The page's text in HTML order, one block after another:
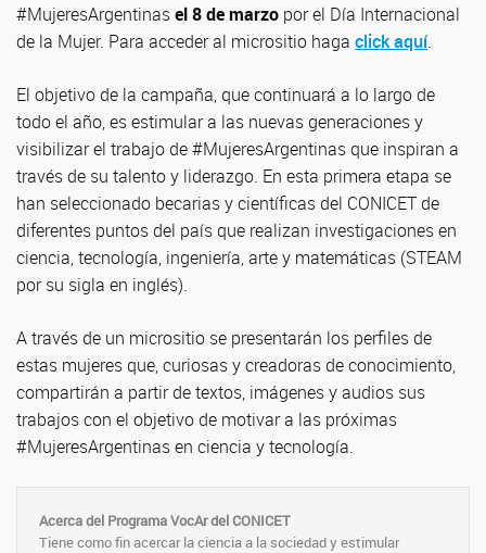
#MujeresArgentinasel 8 de marzo por el Día Internacional
de la Mujer. Para acceder al micrositio haga click aquí.
El objetivo de la campaña, que continuará a lo largo de
todo el año, es estimular a las nuevas generaciones y
visibilizar el trabajo de #MujeresArgentinas que inspiran a
través de su talento y liderazgo. En esta primera etapa se
han seleccionado becarias y científicas del CONICET de
diferentes puntos del país que realizan investigaciones en
ciencia, tecnología, ingeniería, arte y matemáticas (STEAM
por su sigla en inglés).
A través de un micrositio se presentarán los perfiles de
estas mujeres que, curiosas y creadoras de conocimiento,
compartirán a partir de textos, imágenes y audios sus
trabajos con el objetivo de motivar a las próximas
#MujeresArgentinas en ciencia y tecnología.
Acerca del Programa VocAr del CONICET
Tiene como fin acercar la ciencia a la sociedad y estimular